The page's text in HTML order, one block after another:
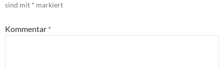
sind mit * markiert
Kommentar *